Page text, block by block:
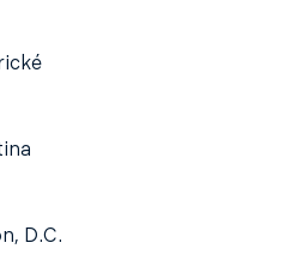
Latinské Ameriky
D.C.